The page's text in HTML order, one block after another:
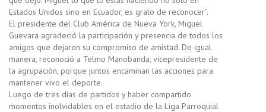
Estados Unidos sino en Ecuador, es grato de reconocer”.
El presidente del Club América de Nueva York, Miguel
Guevara agradeció la participación y presencia de todos los
amigos que dejaron su compromiso de amistad. De igual
manera, reconoció a Telmo Manobanda, vicepresidente de
la agrupación, porque juntos encaminan las acciones para
mantener vivo el deporte.
Luego de tres días de partidos y haber compartido
momentos inolvidables en el estadio de la Liga Parroquial